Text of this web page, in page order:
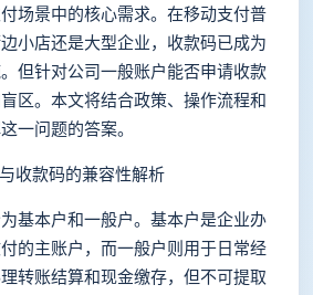
场景中的核心需求。在移动支付普
小店还是大型企业，收款码已成为
但针对公司一般账户能否申请收款
区。本文将结合政策、操作流程和
一问题的答案。
款码的兼容性解析
本户和一般户。基本户是企业办
的主账户，而一般户则用于日常经
转账结算和现金缴存，但不可提取